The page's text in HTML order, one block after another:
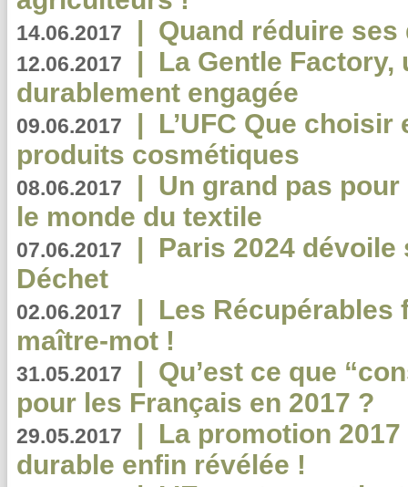
14.06.2017 | Quand réduire
12.06.2017 | La Gentle
durablement engagée
09.06.2017 | L’UFC Que
produits cosmétiques
08.06.2017 | Un grand pas
le monde du textile
07.06.2017 | Paris 2024
Déchet
02.06.2017 | Les Récupérables
maître-mot !
31.05.2017 | Qu’est ce que
pour les Français en 2017 ?
29.05.2017 | La promotion
durable enfin révélée !